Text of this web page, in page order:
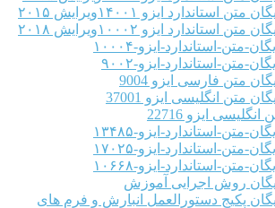
متن استاندارد ایزو ۱۴۰۰۱ویرایش ۲۰۱۵
متن استاندارد ایزو ۱۰۰۰۲ویرایش ۲۰۱۸
متن-استاندارد-ایزو-۱۰۰۰۴
متن-استاندارد-ایزو-۹۰۰۲
متن فارسی ایزو 9004
متن انگلیسی ایزو 37001
ایزو 22716
متن-استاندارد-ایزو-۱۳۴۸۵
متن-استاندارد-ایزو-۱۷۰۲۵
متن-استاندارد-ایزو-۱۰۶۶۸
روش اجرایی آموزش
پکیج دستورالعمل انبارش و فرم های